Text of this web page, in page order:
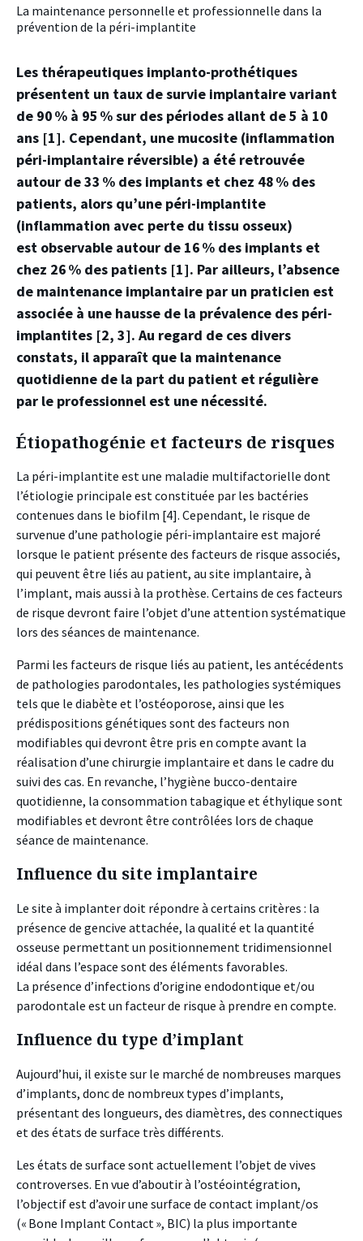
La maintenance personnelle et professionnelle dans la
prévention de la péri-implantite
Les thérapeutiques implanto-prothétiques
présentent un taux de survie implantaire variant
de 90 % à 95 % sur des périodes allant de 5 à 10
ans [1]. Cependant, une mucosite (inflammation
péri-implantaire réversible) a été retrouvée
autour de 33 % des implants et chez 48 % des
patients, alors qu’une péri-implantite
(inflammation avec perte du tissu osseux)
est observable autour de 16 % des implants et
chez 26 % des patients [1]. Par ailleurs, l’absence
de maintenance implantaire par un praticien est
associée à une hausse de la prévalence des péri-
implantites [2, 3]. Au regard de ces divers
constats, il apparaît que la maintenance
quotidienne de la part du patient et régulière
par le professionnel est une nécessité.
Étiopathogénie et facteurs de risques
La péri-implantite est une maladie multifactorielle dont
l’étiologie principale est constituée par les bactéries
contenues dans le biofilm [4]. Cependant, le risque de
survenue d’une pathologie péri-implantaire est majoré
lorsque le patient présente des facteurs de risque associés,
qui peuvent être liés au patient, au site implantaire, à
l’implant, mais aussi à la prothèse. Certains de ces facteurs
de risque devront faire l’objet d’une attention systématique
lors des séances de maintenance.
Parmi les facteurs de risque liés au patient, les antécédents
de pathologies parodontales, les pathologies systémiques
tels que le diabète et l’ostéoporose, ainsi que les
prédispositions génétiques sont des facteurs non
modifiables qui devront être pris en compte avant la
réalisation d’une chirurgie implantaire et dans le cadre du
suivi des cas. En revanche, l’hygiène bucco-dentaire
quotidienne, la consommation tabagique et éthylique sont
modifiables et devront être contrôlées lors de chaque
séance de maintenance.
Influence du site implantaire
Le site à implanter doit répondre à certains critères : la
présence de gencive attachée, la qualité et la quantité
osseuse permettant un positionnement tridimensionnel
idéal dans l’espace sont des éléments favorables.
La présence d’infections d’origine endodontique et/ou
parodontale est un facteur de risque à prendre en compte.
Influence du type d’implant
Aujourd’hui, il existe sur le marché de nombreuses marques
d’implants, donc de nombreux types d’implants,
présentant des longueurs, des diamètres, des connectiques
et des états de surface très différents.
Les états de surface sont actuellement l’objet de vives
controverses. En vue d’aboutir à l’ostéointégration,
l’objectif est d’avoir une surface de contact implant/os
(« Bone Implant Contact », BIC) la plus importante